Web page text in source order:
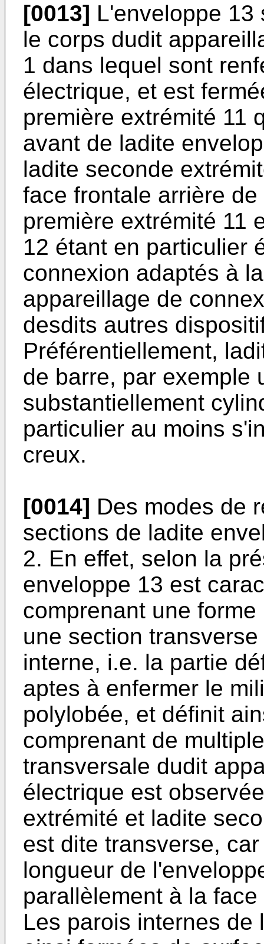
[0013] L'enveloppe 13
le corps dudit
1 dans lequel sont
électrique, et est
première extrémité 11
avant de ladite
ladite seconde
face frontale arrière
première extrémité 11
12 étant en particulier
connexion adaptés à
appareillage de
desdits autres
Préférentiellement,
de barre, par exemple
substantiellement
particulier au moins
creux.
[0014] Des modes de
sections de ladite
2. En effet, selon la
enveloppe 13 est
comprenant une
une section
interne, i.e. la partie
aptes à enfermer le
polylobée, et définit
comprenant de
transversale dudit
électrique est
extrémité et ladite
est dite transverse,
longueur de
parallèlement à la
Les parois internes